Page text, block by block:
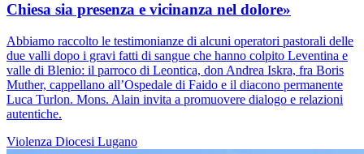
Chiesa sia presenza e vicinanza nel dolore»
Abbiamo raccolto le testimonianze di alcuni operatori pastorali delle
due valli dopo i gravi fatti di sangue che hanno colpito Leventina e
valle di Blenio: il parroco di Leontica, don Andrea Iskra, fra Boris
Muther, cappellano all’Ospedale di Faido e il diacono permanente
Luca Turlon. Mons. Alain invita a promuovere dialogo e relazioni
autentiche.
Violenza Diocesi Lugano